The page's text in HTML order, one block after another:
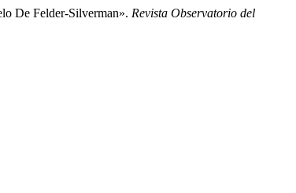
De Felder-Silverman». Revista Observatorio del